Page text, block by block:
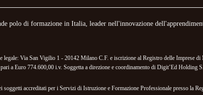
polo di formazione in Italia, leader nell'innovazione
legale: Via San Vigilio 1 - 20142 Milano C.F. e iscrizione al Registro delle Imprese
a Euro 774.600,00 i.v. Soggetta a direzione e coordinamento di Digit’Ed Holding
accreditati per i Servizi di Istruzione e Formazione Professionale presso la